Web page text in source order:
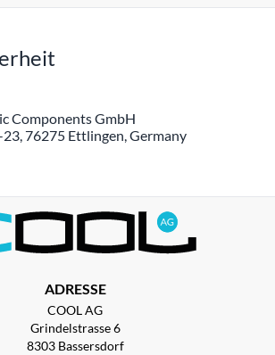
Components GmbH
76275 Ettlingen, Germany
ADRESSE
COOL AG
Grindelstrasse 6
8303 Bassersdorf